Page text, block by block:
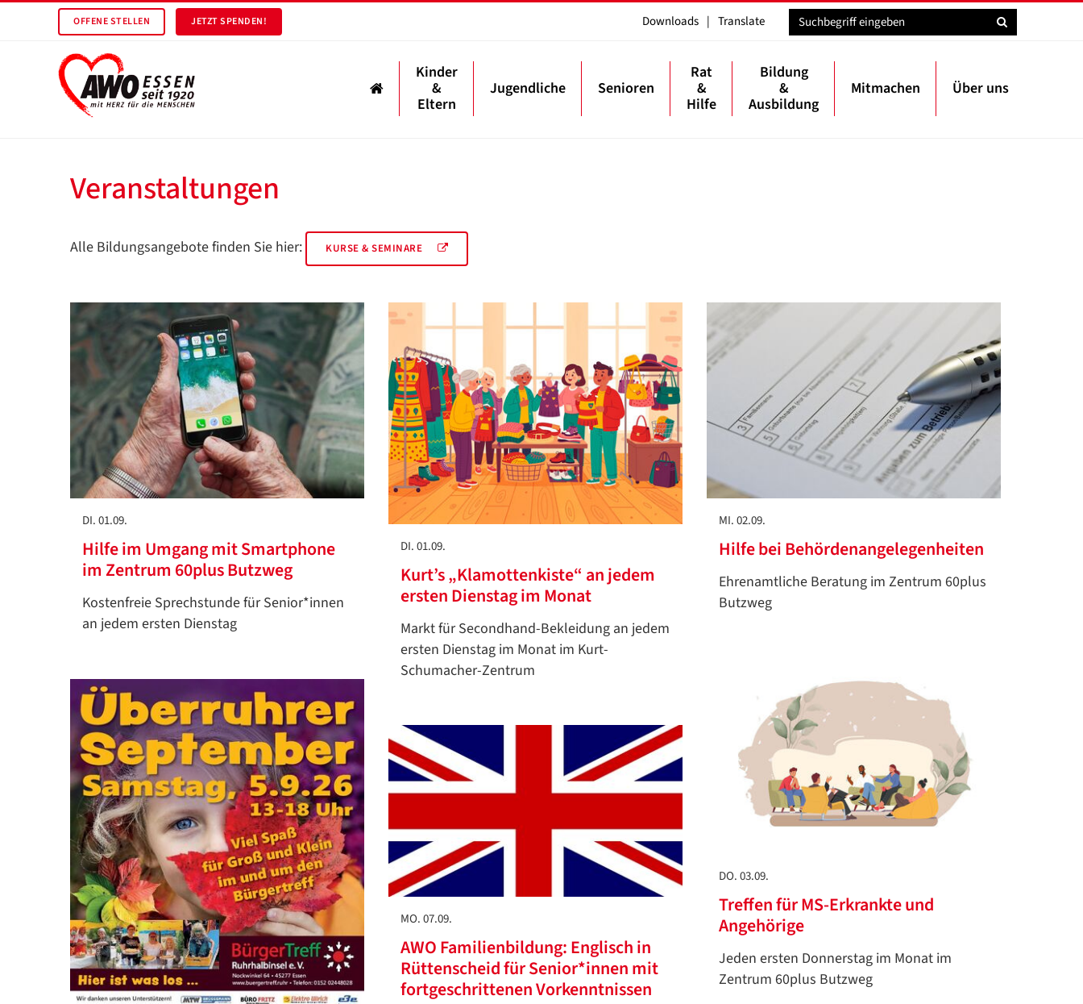
OFFENE STELLEN JETZT SPENDEN! Downloads | Translate
Kinder
&
Eltern
Jugendliche Senioren
Rat
&
Hilfe
Bildung
&
Ausbildung
Mitmachen Über uns
Veranstaltungen
Alle Bildungsangebote finden Sie hier: KURSE & SEMINARE
DI. 01.09.
Hilfe im Umgang mit Smartphone
im Zentrum 60plus Butzweg
Kostenfreie Sprechstunde für Senior*innen
an jedem ersten Dienstag
DI. 01.09.
Kurt’s „Klamottenkiste“ an jedem
ersten Dienstag im Monat
Markt für Secondhand-Bekleidung an jedem
ersten Dienstag im Monat im Kurt-
Schumacher-Zentrum
MI. 02.09.
Hilfe bei Behördenangelegenheiten
Ehrenamtliche Beratung im Zentrum 60plus
Butzweg
DO. 03.09.
Treffen für MS-Erkrankte und
Angehörige
Jeden ersten Donnerstag im Monat im
Zentrum 60plus Butzweg
MO. 07.09.
AWO Familienbildung: Englisch in
Rüttenscheid für Senior*innen mit
fortgeschrittenen Vorkenntnissen